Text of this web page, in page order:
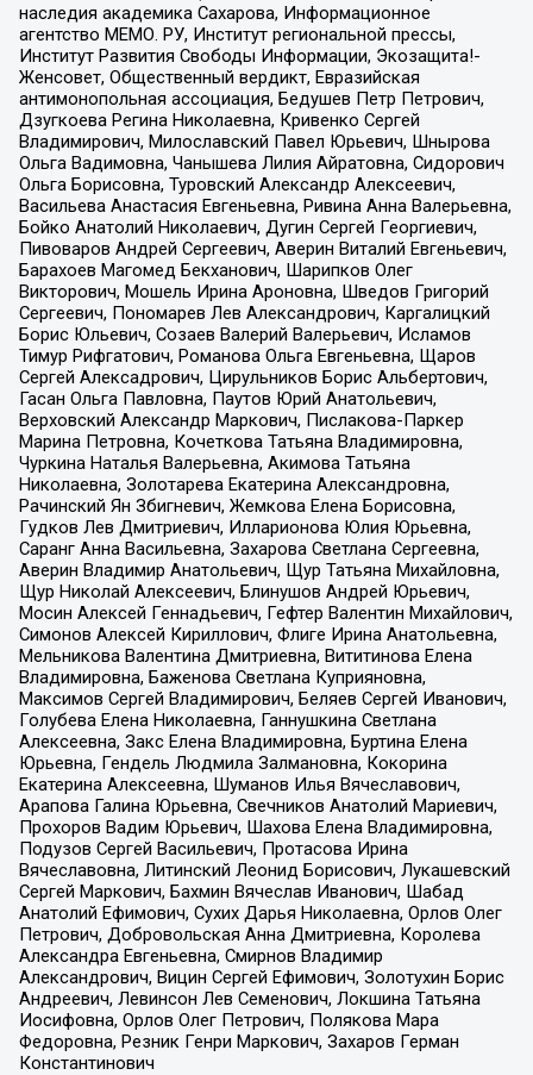
наследия академика Сахарова, Информационное
агентство МЕМО. РУ, Институт региональной прессы,
Институт Развития Свободы Информации, Экозащита!-
Женсовет, Общественный вердикт, Евразийская
антимонопольная ассоциация, Бедушев Петр Петрович,
Дзугкоева Регина Николаевна, Кривенко Сергей
Владимирович, Милославский Павел Юрьевич, Шнырова
Ольга Вадимовна, Чанышева Лилия Айратовна, Сидорович
Ольга Борисовна, Туровский Александр Алексеевич,
Васильева Анастасия Евгеньевна, Ривина Анна Валерьевна,
Бойко Анатолий Николаевич, Дугин Сергей Георгиевич,
Пивоваров Андрей Сергеевич, Аверин Виталий Евгеньевич,
Барахоев Магомед Бекханович, Шарипков Олег
Викторович, Мошель Ирина Ароновна, Шведов Григорий
Сергеевич, Пономарев Лев Александрович, Каргалицкий
Борис Юльевич, Созаев Валерий Валерьевич, Исламов
Тимур Рифгатович, Романова Ольга Евгеньевна, Щаров
Сергей Алексадрович, Цирульников Борис Альбертович,
Гасан Ольга Павловна, Паутов Юрий Анатольевич,
Верховский Александр Маркович, Пислакова-Паркер
Марина Петровна, Кочеткова Татьяна Владимировна,
Чуркина Наталья Валерьевна, Акимова Татьяна
Николаевна, Золотарева Екатерина Александровна,
Рачинский Ян Збигневич, Жемкова Елена Борисовна,
Гудков Лев Дмитриевич, Илларионова Юлия Юрьевна,
Саранг Анна Васильевна, Захарова Светлана Сергеевна,
Аверин Владимир Анатольевич, Щур Татьяна Михайловна,
Щур Николай Алексеевич, Блинушов Андрей Юрьевич,
Мосин Алексей Геннадьевич, Гефтер Валентин Михайлович,
Симонов Алексей Кириллович, Флиге Ирина Анатольевна,
Мельникова Валентина Дмитриевна, Вититинова Елена
Владимировна, Баженова Светлана Куприяновна,
Максимов Сергей Владимирович, Беляев Сергей Иванович,
Голубева Елена Николаевна, Ганнушкина Светлана
Алексеевна, Закс Елена Владимировна, Буртина Елена
Юрьевна, Гендель Людмила Залмановна, Кокорина
Екатерина Алексеевна, Шуманов Илья Вячеславович,
Арапова Галина Юрьевна, Свечников Анатолий Мариевич,
Прохоров Вадим Юрьевич, Шахова Елена Владимировна,
Подузов Сергей Васильевич, Протасова Ирина
Вячеславовна, Литинский Леонид Борисович, Лукашевский
Сергей Маркович, Бахмин Вячеслав Иванович, Шабад
Анатолий Ефимович, Сухих Дарья Николаевна, Орлов Олег
Петрович, Добровольская Анна Дмитриевна, Королева
Александра Евгеньевна, Смирнов Владимир
Александрович, Вицин Сергей Ефимович, Золотухин Борис
Андреевич, Левинсон Лев Семенович, Локшина Татьяна
Иосифовна, Орлов Олег Петрович, Полякова Мара
Федоровна, Резник Генри Маркович, Захаров Герман
Константинович